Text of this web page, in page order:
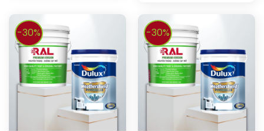
-30% -30%